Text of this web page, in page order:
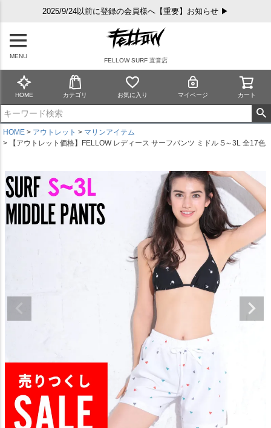
2025/9/24以前に登録の会員様へ【重要】お知らせ ▶
MENU
FELLOW SURF 直営店
HOME カテゴリ お気に入り マイページ カート
HOME アウトレット
マリンアイテム
【アウトレット価格】FELLOW レディース サーフパンツ ミドル S～3L 全17色